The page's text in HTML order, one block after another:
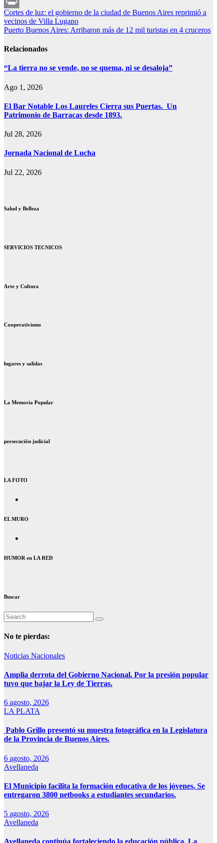
Print
Navegación
de
Cortes de luz: el gobierno de la ciudad de Buenos Aires reprimió a
vecinos de Villa Lugano
Puerto Buenos Aires: Arribaron más de 12 mil turistas en 4 cruceros
Relacionados
“La tierra no se vende, no se quema, ni se desaloja”
Ago 1, 2026
El Bar Notable Los Laureles Cierra sus Puertas. Un
Patrimonio de Barracas desde 1893.
Jul 28, 2026
Jornada Nacional de Lucha
Jul 22, 2026
Salud y Belleza
SERVICIOS TECNICOS
Arte y Cultura
Cooperativismo
lugares y salidas
La Memoria Popular
persecución judicial
LA FOTO
EL MURO
HUMOR en LA RED
Buscar
No te pierdas:
Noticias Nacionales
Amplia derrota del Gobierno Nacional. Por la presión popular
tuvo que bajar la Ley de Tierras.
6 agosto, 2026
LA PLATA
Pablo Grillo presentó su muestra fotográfica en la Legislatura
de la Provincia de Buenos Aires.
6 agosto, 2026
Avellaneda
El Municipio facilita la formación educativa de los jóvenes. Se
entregaron 3800 netbooks a estudiantes secundarios.
5 agosto, 2026
Avellaneda